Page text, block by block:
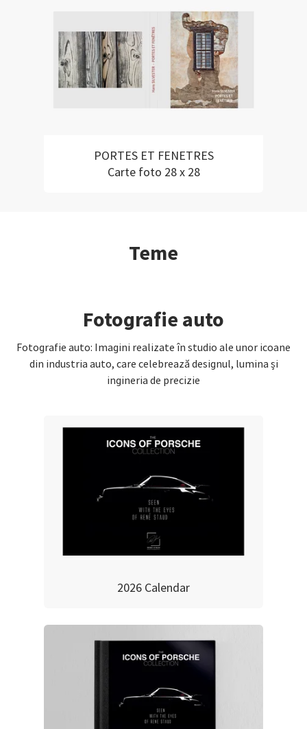
PORTES ET FENETRES
Carte foto 28 x 28
Teme
Fotografie auto
Fotografie auto: Imagini realizate în studio ale unor icoane
din industria auto, care celebrează designul, lumina și
ingineria de precizie
2026 Calendar